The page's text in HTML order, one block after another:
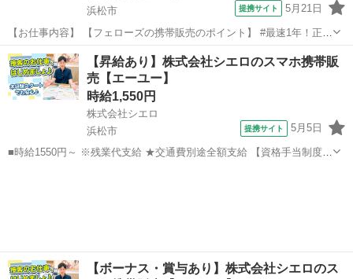
浜松市
提携サイト 5月21日
【お仕事内容】 【フェローズの携帯販売のポイント】 #最速1年！正社
員登用の実績多数 #年間50人以上！大企業への直接雇用 ☆－－－－★
－－－－☆－－－－★－－－－☆ ◎昇給・キャリアアップ実例 ・入社
1年目(25歳)：ス...
静岡 浜松市 携帯ショップ
【昇給あり】株式会社シエロのスマホ携帯販
売【エーユー】
時給1,550円
株式会社シエロ
浜松市
提携サイト 5月5日
■時給1550円～ ※残業代支給 ★交通費別途全額支給 【資格手当制度】
【ボーナス・賞与あり】株式会社シエロのス